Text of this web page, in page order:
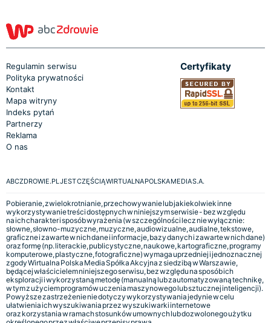
Regulamin serwisu
Polityka prywatności
Kontakt
Mapa witryny
Indeks pytań
Partnerzy
Reklama
O nas
Certyfikaty
ABCZDROWIE.PL JEST CZĘŚCIĄ WIRTUALNA POLSKA MEDIA S.A.
Pobieranie, zwielokrotnianie, przechowywanie lub jakiekolwiek inne
wykorzystywanie treści dostępnych w niniejszym serwisie - bez względu
na ich charakter i sposób wyrażenia (w szczególności lecz nie wyłącznie:
słowne, słowno-muzyczne, muzyczne, audiowizualne, audialne, tekstowe,
graficzne i zawarte w nich dane i informacje, bazy danych i zawarte w nich dane)
oraz formę (np. literackie, publicystyczne, naukowe, kartograficzne, programy
komputerowe, plastyczne, fotograficzne) wymaga uprzedniej i jednoznacznej
zgody Wirtualna Polska Media Spółka Akcyjna z siedzibą w Warszawie,
będącej właścicielem niniejszego serwisu, bez względu na sposób ich
eksploracji i wykorzystaną metodę (manualną lub zautomatyzowaną technikę,
w tym z użyciem programów uczenia maszynowego lub sztucznej inteligencji).
Powyższe zastrzeżenie nie dotyczy wykorzystywania jedynie w celu
ułatwienia ich wyszukiwania przez wyszukiwarki internetowe
oraz korzystania w ramach stosunków umownych lub dozwolonego użytku